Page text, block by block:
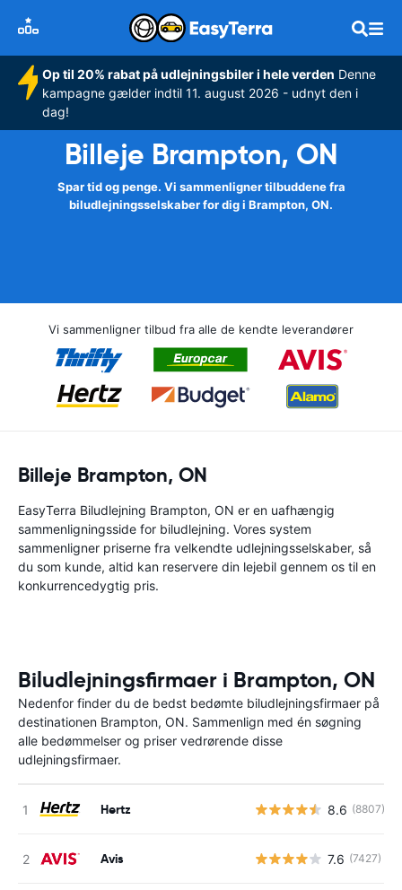
Op til 20% rabat på udlejningsbiler i hele verden Denne
kampagne gælder indtil 11. august 2026 - udnyt den i
dag!
Billeje Brampton, ON
Spar tid og penge. Vi sammenligner tilbuddene fra
biludlejningsselskaber for dig i Brampton, ON.
Vi sammenligner tilbud fra alle de kendte leverandører
Billeje Brampton, ON
EasyTerra Biludlejning Brampton, ON er en uafhængig
sammenligningsside for biludlejning. Vores system
sammenligner priserne fra velkendte udlejningsselskaber, så
du som kunde, altid kan reservere din lejebil gennem os til en
konkurrencedygtig pris.
Biludlejningsfirmaer i Brampton, ON
Nedenfor finder du de bedst bedømte biludlejningsfirmaer på
destinationen Brampton, ON. Sammenlign med én søgning
alle bedømmelser og priser vedrørende disse
udlejningsfirmaer.
Hertz 8.6 (8807)
Avis 7.6 (7427)